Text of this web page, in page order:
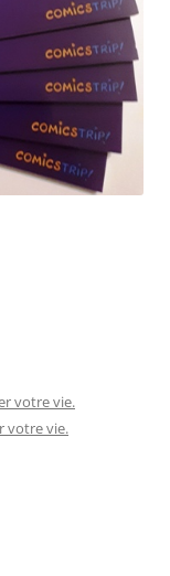
votre vie.
votre vie.